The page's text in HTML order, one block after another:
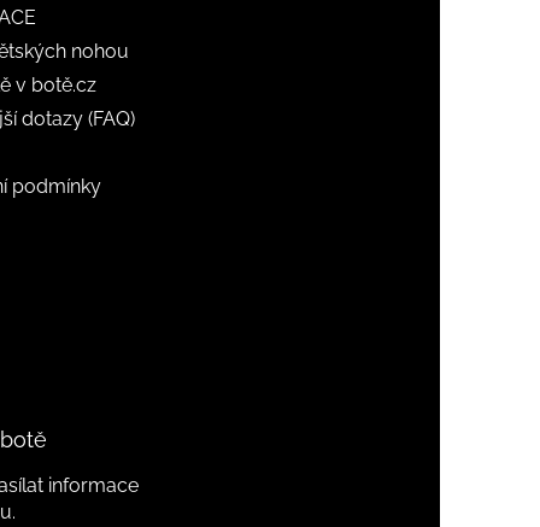
nohou
v botě.cz
dotazy (FAQ)
podmínky
informace